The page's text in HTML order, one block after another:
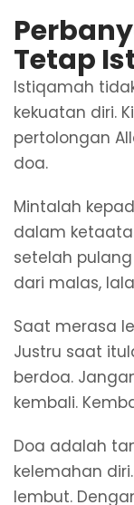
Tetap
Istiqamah
kekuatan diri.
pertolongan
doa.
Mintalah
dalam
setelah
dari malas,
Saat merasa
Justru saat
berdoa.
kembali.
Doa adalah
kelemahan
lembut.